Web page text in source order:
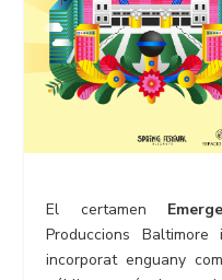
El certamen
Produccions
incorporat enguany